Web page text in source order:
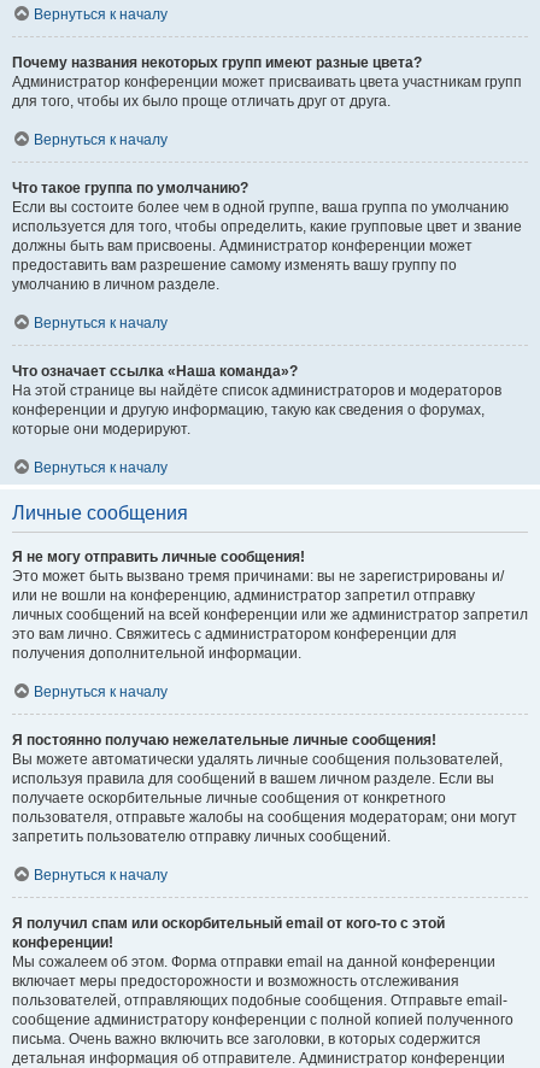
Вернуться к началу
Почему названия некоторых групп имеют разные цвета?
Администратор конференции может присваивать цвета участникам групп
для того, чтобы их было проще отличать друг от друга.
Вернуться к началу
Что такое группа по умолчанию?
Если вы состоите более чем в одной группе, ваша группа по умолчанию
используется для того, чтобы определить, какие групповые цвет и звание
должны быть вам присвоены. Администратор конференции может
предоставить вам разрешение самому изменять вашу группу по
умолчанию в личном разделе.
Вернуться к началу
Что означает ссылка «Наша команда»?
На этой странице вы найдёте список администраторов и модераторов
конференции и другую информацию, такую как сведения о форумах,
которые они модерируют.
Вернуться к началу
Личные сообщения
Я не могу отправить личные сообщения!
Это может быть вызвано тремя причинами: вы не зарегистрированы и/
или не вошли на конференцию, администратор запретил отправку
личных сообщений на всей конференции или же администратор запретил
это вам лично. Свяжитесь с администратором конференции для
получения дополнительной информации.
Вернуться к началу
Я постоянно получаю нежелательные личные сообщения!
Вы можете автоматически удалять личные сообщения пользователей,
используя правила для сообщений в вашем личном разделе. Если вы
получаете оскорбительные личные сообщения от конкретного
пользователя, отправьте жалобы на сообщения модераторам; они могут
запретить пользователю отправку личных сообщений.
Вернуться к началу
Я получил спам или оскорбительный email от кого-то с этой
конференции!
Мы сожалеем об этом. Форма отправки email на данной конференции
включает меры предосторожности и возможность отслеживания
пользователей, отправляющих подобные сообщения. Отправьте email-
сообщение администратору конференции с полной копией полученного
письма. Очень важно включить все заголовки, в которых содержится
детальная информация об отправителе. Администратор конференции